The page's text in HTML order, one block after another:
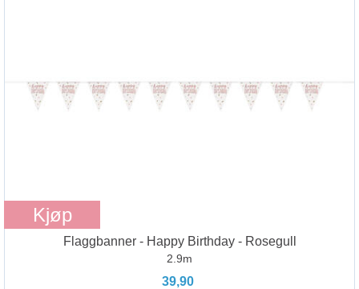
Kjøp
Flaggbanner - Happy Birthday - Rosegull
2.9m
39,90